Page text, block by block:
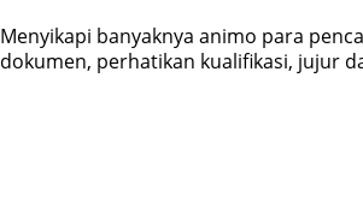
Menyikapi banyaknya animo para
dokumen, perhatikan kualifikasi, jujur